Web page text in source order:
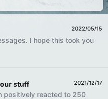
2022/05/15
I hope this took you
2021/12/17
stuff
positively reacted to 250